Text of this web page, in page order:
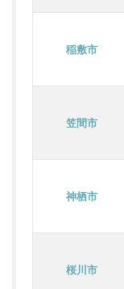
稲敷市
笠間市
神栖市
桜川市